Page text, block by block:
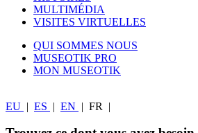
MULTIMÉDIA
VISITES VIRTUELLES
QUI SOMMES NOUS
MUSEOTIK PRO
MON MUSEOTIK
EU | ES | EN | FR |